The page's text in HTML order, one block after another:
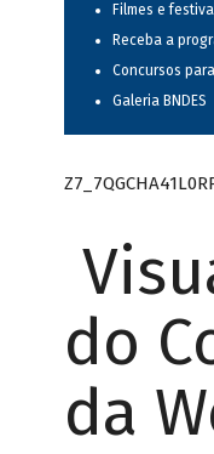
Filmes e
Receba a
Concursos
Galeria BNDES
do
da